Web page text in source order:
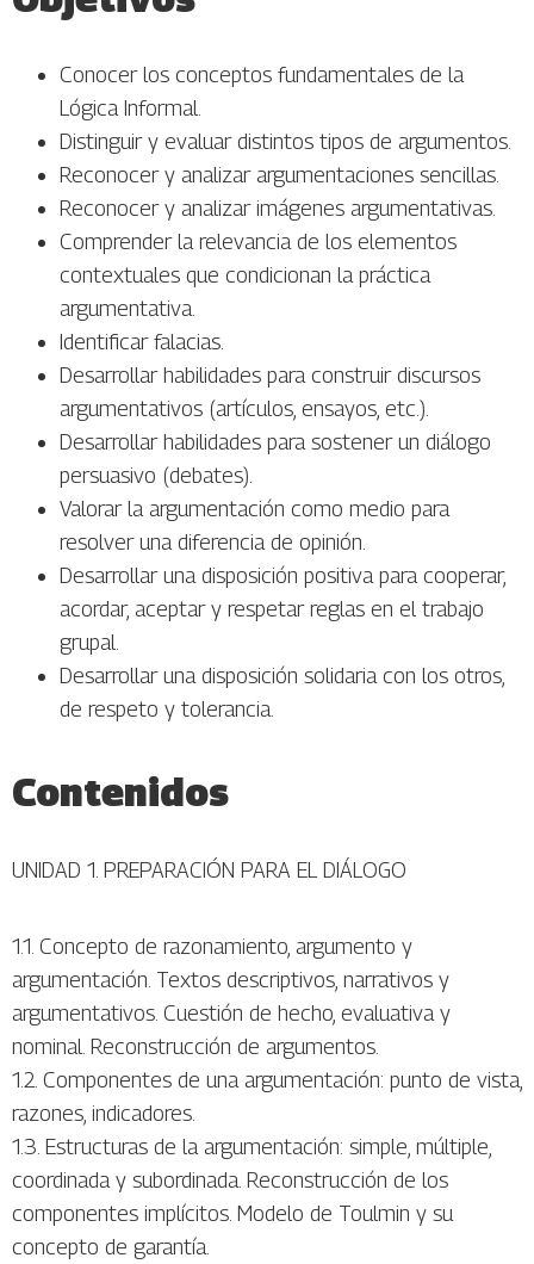
Conocer los conceptos fundamentales de la
Lógica Informal.
Distinguir y evaluar distintos tipos de argumentos.
Reconocer y analizar argumentaciones sencillas.
Reconocer y analizar imágenes argumentativas.
Comprender la relevancia de los elementos
contextuales que condicionan la práctica
argumentativa.
Identificar falacias.
Desarrollar habilidades para construir discursos
argumentativos (artículos, ensayos, etc.).
Desarrollar habilidades para sostener un diálogo
persuasivo (debates).
Valorar la argumentación como medio para
resolver una diferencia de opinión.
Desarrollar una disposición positiva para cooperar,
acordar, aceptar y respetar reglas en el trabajo
grupal.
Desarrollar una disposición solidaria con los otros,
de respeto y tolerancia.
Contenidos
UNIDAD 1. PREPARACIÓN PARA EL DIÁLOGO
1.1. Concepto de razonamiento, argumento y
argumentación. Textos descriptivos, narrativos y
argumentativos. Cuestión de hecho, evaluativa y
nominal. Reconstrucción de argumentos.
1.2. Componentes de una argumentación: punto de vista,
razones, indicadores.
1.3. Estructuras de la argumentación: simple, múltiple,
coordinada y subordinada. Reconstrucción de los
componentes implícitos. Modelo de Toulmin y su
concepto de garantía.